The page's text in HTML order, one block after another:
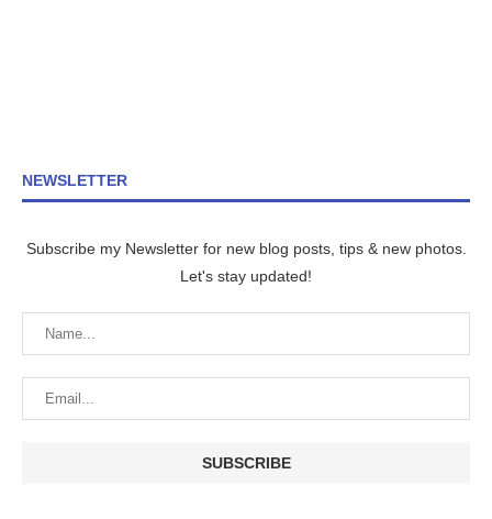
NEWSLETTER
Subscribe my Newsletter for new blog posts, tips & new photos.
Let's stay updated!